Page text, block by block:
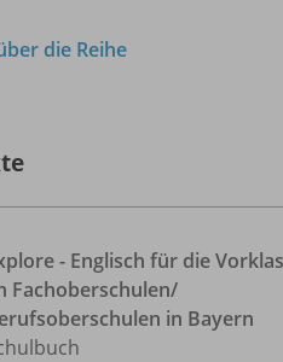
die Reihe
- Englisch für die
Fachoberschulen/
in Bayern